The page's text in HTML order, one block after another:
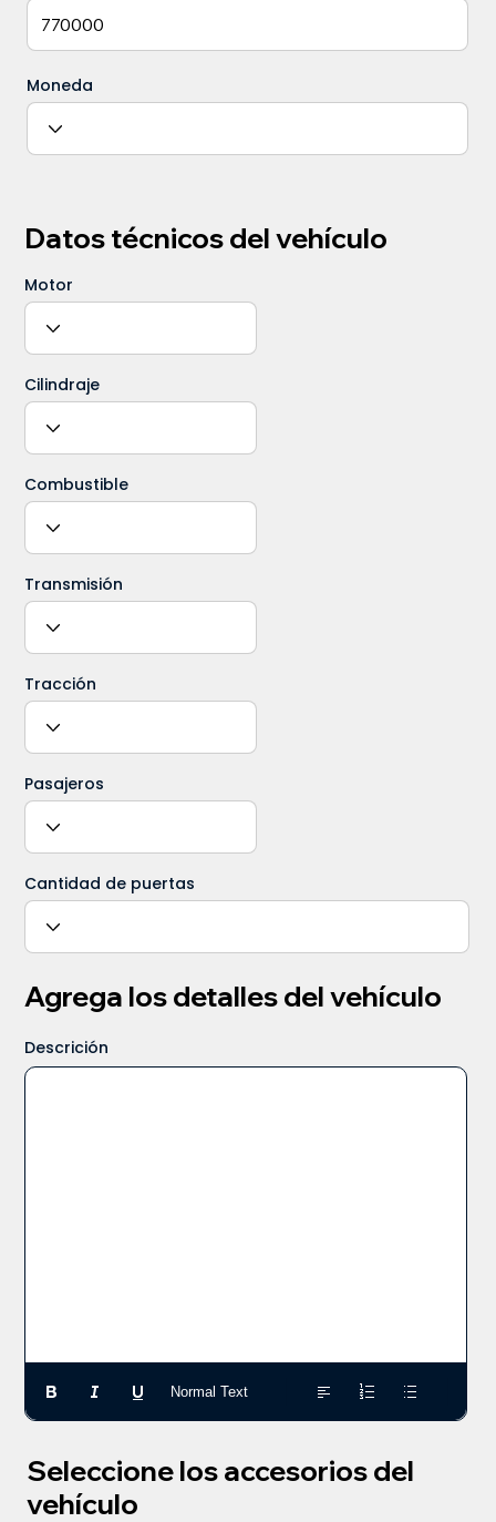
Moneda
Datos técnicos del vehículo
Motor
Cilindraje
Combustible
Transmisión
Tracción
Pasajeros
Cantidad de puertas
Agrega los detalles del vehículo
Descrición
Normal Text
Seleccione los accesorios del
vehículo